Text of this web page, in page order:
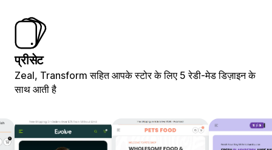
प्रीसेट
Zeal, Transform सहित आपके स्टोर के लिए 5 रेडी-मेड डिज़ाइन के
साथ आती है